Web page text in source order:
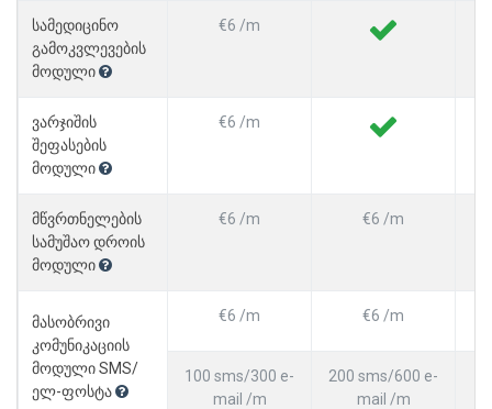
სამედიცინო
გამოკვლევების
მოდული
€6 /m
ვარჯიშის
შეფასების
მოდული
€6 /m
მწვრთნელების
სამუშაო დროის
მოდული
€6 /m €6 /m
მასობრივი
კომუნიკაციის
მოდული SMS/
ელ-ფოსტა
€6 /m €6 /m
100 sms/300 e-
mail /m
200 sms/600 e-
mail /m